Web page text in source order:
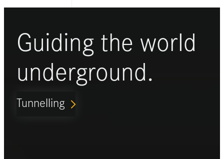
Guiding the world
underground.
Tunnelling ARROW_FORWARD_IOS